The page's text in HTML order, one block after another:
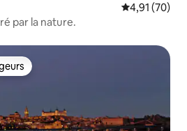
Note
4,91 (70)
par la nature.
parmi les plus aimés